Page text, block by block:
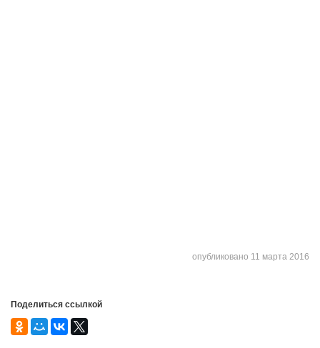
опубликовано 11 марта 2016
Поделиться ссылкой